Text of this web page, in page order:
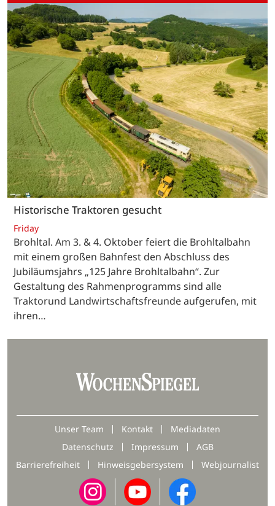
Historische Traktoren gesucht
Friday
Brohltal. Am 3. & 4. Oktober feiert die Brohltalbahn
mit einem großen Bahnfest den Abschluss des
Jubiläumsjahrs „125 Jahre Brohltalbahn“. Zur
Gestaltung des Rahmenprogramms sind alle
Traktorund Landwirtschaftsfreunde aufgerufen, mit
ihren…
Unser Team Kontakt
Mediadaten
Datenschutz
Impressum
AGB
Barrierefreiheit
Hinweisgebersystem Webjournalist